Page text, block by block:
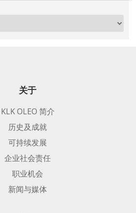
关于
KLK OLEO 简介
历史及成就
可持续发展
企业社会责任
职业机会
新闻与媒体